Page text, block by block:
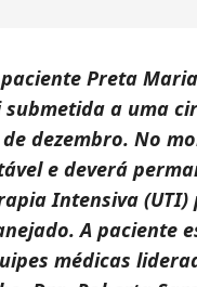
Preta
submetida a uma
de dezembro. No
e deverá
Intensiva
A paciente
médicas